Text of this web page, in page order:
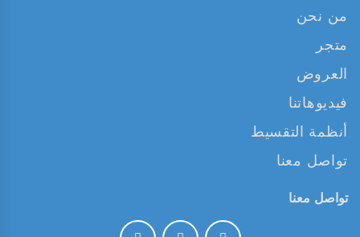
من نحن
متجر
العروض
فيديوهاتنا
أنظمة التقسيط
تواصل معنا
تواصل معنا